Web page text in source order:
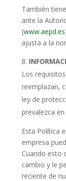
También
ante la
(www.aepd.es
ajusta a la
Los
reemplazan,
ley de
prevalezca
Esta Política
empresa
Cuando esto
cambio y le
reciente de